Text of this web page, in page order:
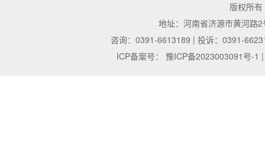
版权所
地址：河南省济源市黄河路
咨询：0391-6613189 | 投诉：0391-
ICP备案号：
豫ICP备2023003091号-1